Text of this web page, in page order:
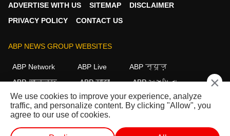
ADVERTISE WITH US
SITEMAP
DISCLAIMER
PRIVACY POLICY
CONTACT US
ABP NEWS GROUP WEBSITES
ABP Network ABP Live
ABP न्यूज़
ABP আনন্দ
ABP माझा
ABP અસ્મિતા
ABP Ganga
ABP ਸਾਂਝਾ ABP நாடு ABP దేశం
FOLLOW US
×
We use cookies to improve your experience, analyze
traffic, and personalize content. By clicking "Allow", you
agree to our use of cookies.